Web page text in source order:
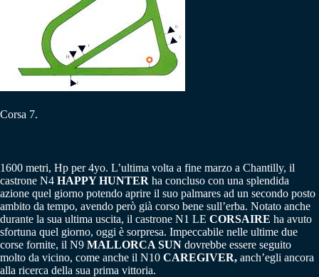
Corsa 7.
1600 metri, Hp per 4yo. L’ultima volta a fine marzo a Chantilly, il
castrone N4 HAPPY HUNTER ha concluso con una splendida
azione quel giorno potendo aprire il suo palmares ad un secondo posto
ambito da tempo, avendo però già corso bene sull’erba. Notato anche
durante la sua ultima uscita, il castrone N1 LE CORSAIRE ha avuto
sfortuna quel giorno, oggi è sorpresa. Impeccabile nelle ultime due
corse fornite, il N9 MALLORCA SUN dovrebbe essere seguito
molto da vicino, come anche il N10 CAREGIVER, anch’egli ancora
alla ricerca della sua prima vittoria.